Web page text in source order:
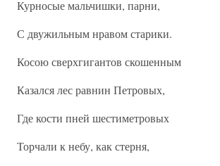
Курносые мальчишки, парни,
С двужильным нравом старики.
Косою сверхгигантов скошенным
Казался лес равнин Петровых,
Где кости пней шестиметровых
Торчали к небу, как стерня,